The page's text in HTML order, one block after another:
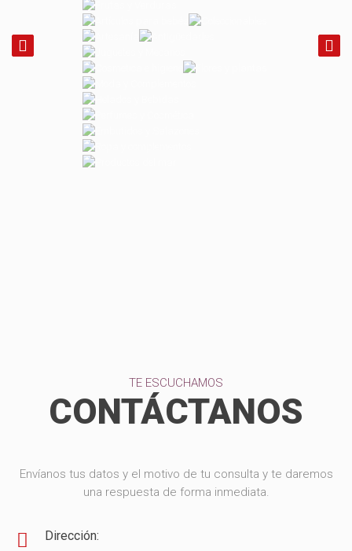
TE ESCUCHAMOS
CONTÁCTANOS
Envíanos tus datos y el motivo de tu consulta y te daremos
una respuesta de forma inmediata.
Dirección: